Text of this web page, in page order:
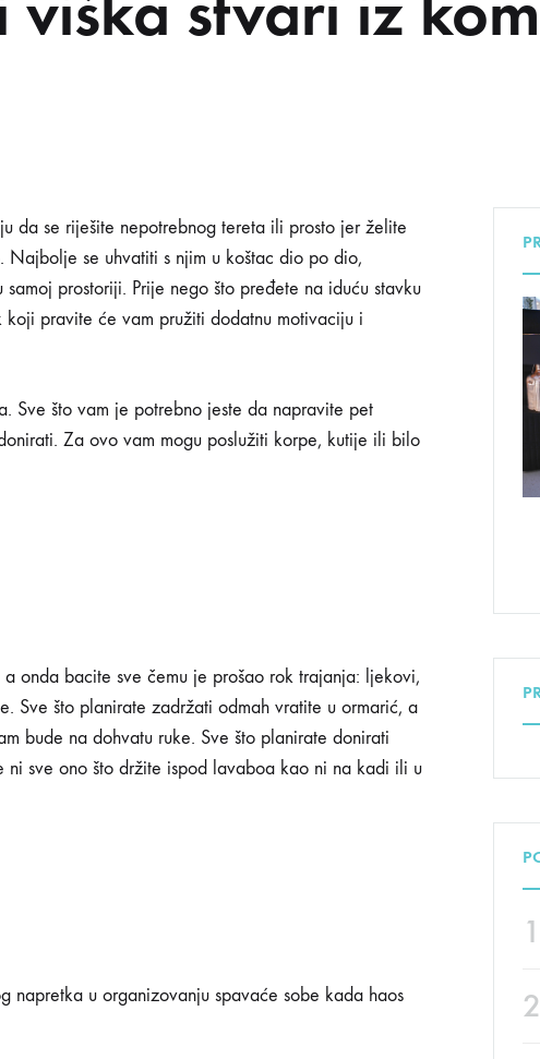
INSPIRACIJA PRAKTIČNI SAVJETI PONUDA
da se riješite nepotrebnog tereta ili prosto jer želite
se uhvatiti s njim u koštac dio po dio,
prostoriji. Prije nego što pređete na iduću stavku
pravite će vam pružiti dodatnu motivaciju i
Sve što vam je potrebno jeste da napravite pet
Za ovo vam mogu poslužiti korpe, kutije ili bilo
onda bacite sve čemu je prošao rok trajanja: ljekovi,
Sve što planirate zadržati odmah vratite u ormarić, a
bude na dohvatu ruke. Sve što planirate donirati
sve ono što držite ispod lavaboa kao ni na kadi ili u
napretka u organizovanju spavaće sobe kada haos
1
2